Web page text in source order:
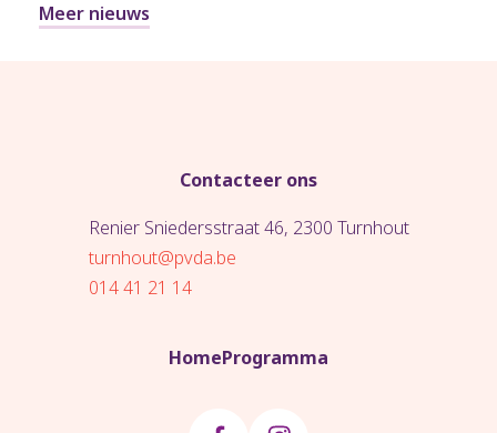
Meer nieuws
Contacteer ons
Renier Sniedersstraat 46, 2300 Turnhout
turnhout@pvda.be
014 41 21 14
HomeProgramma